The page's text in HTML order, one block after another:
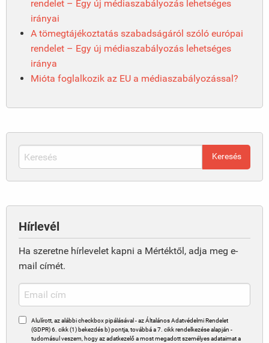
rendelet – Egy új médiaszabályozás lehetséges
irányai
A tömegtájékoztatás szabadságáról szóló európai
rendelet – Egy új médiaszabályozás lehetséges
iránya
Mióta foglalkozik az EU a médiaszabályozással?
Hírlevél
Ha szeretne hírlevelet kapni a Mértéktől, adja meg e-
mail címét.
Alulírott, az alábbi checkbox pipálásával - az Általános Adatvédelmi Rendelet
(GDPR) 6. cikk (1) bekezdés b) pontja, továbbá a 7. cikk rendelkezése alapján -
tudomásul veszem, hogy az adatkezelő a most megadott személyes adataimat a